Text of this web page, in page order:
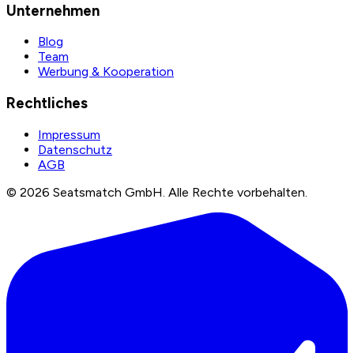
Unternehmen
Blog
Team
Werbung & Kooperation
Rechtliches
Impressum
Datenschutz
AGB
© 2026 Seatsmatch GmbH. Alle Rechte vorbehalten.